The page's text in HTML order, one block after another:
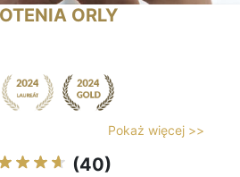
ORLY
Pokaż więcej >>
(40)